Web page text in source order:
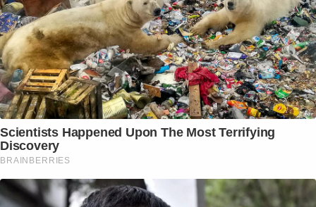
Scientists Happened Upon The Most Terrifying
Discovery
BRAINBERRIES